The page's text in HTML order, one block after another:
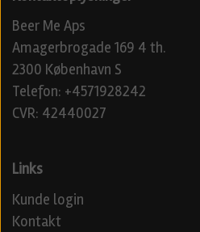
Beer Me Aps
Amagerbrogade 169 4 th.
2300 København S
Telefon: +4571928242
CVR: 42440027
Links
Kunde login
Kontakt